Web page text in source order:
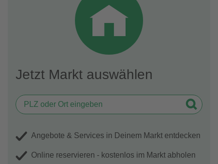
Jetzt Markt auswählen
Angebote & Services in Deinem Markt entdecken
Online reservieren - kostenlos im Markt abholen